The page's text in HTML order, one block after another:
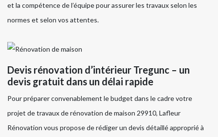
et la compétence de l’équipe pour assurer les travaux selon les
normes et selon vos attentes.
Devis rénovation d’intérieur Tregunc – un
devis gratuit dans un délai rapide
Pour préparer convenablement le budget dans le cadre votre
projet de travaux de rénovation de maison 29910, Lafleur
Rénovation vous propose de rédiger un devis détaillé approprié à